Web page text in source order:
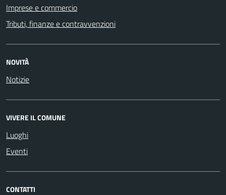
Imprese e commercio
Tributi, finanze e contravvenzioni
NOVITÀ
Notizie
VIVERE IL COMUNE
Luoghi
Eventi
CONTATTI